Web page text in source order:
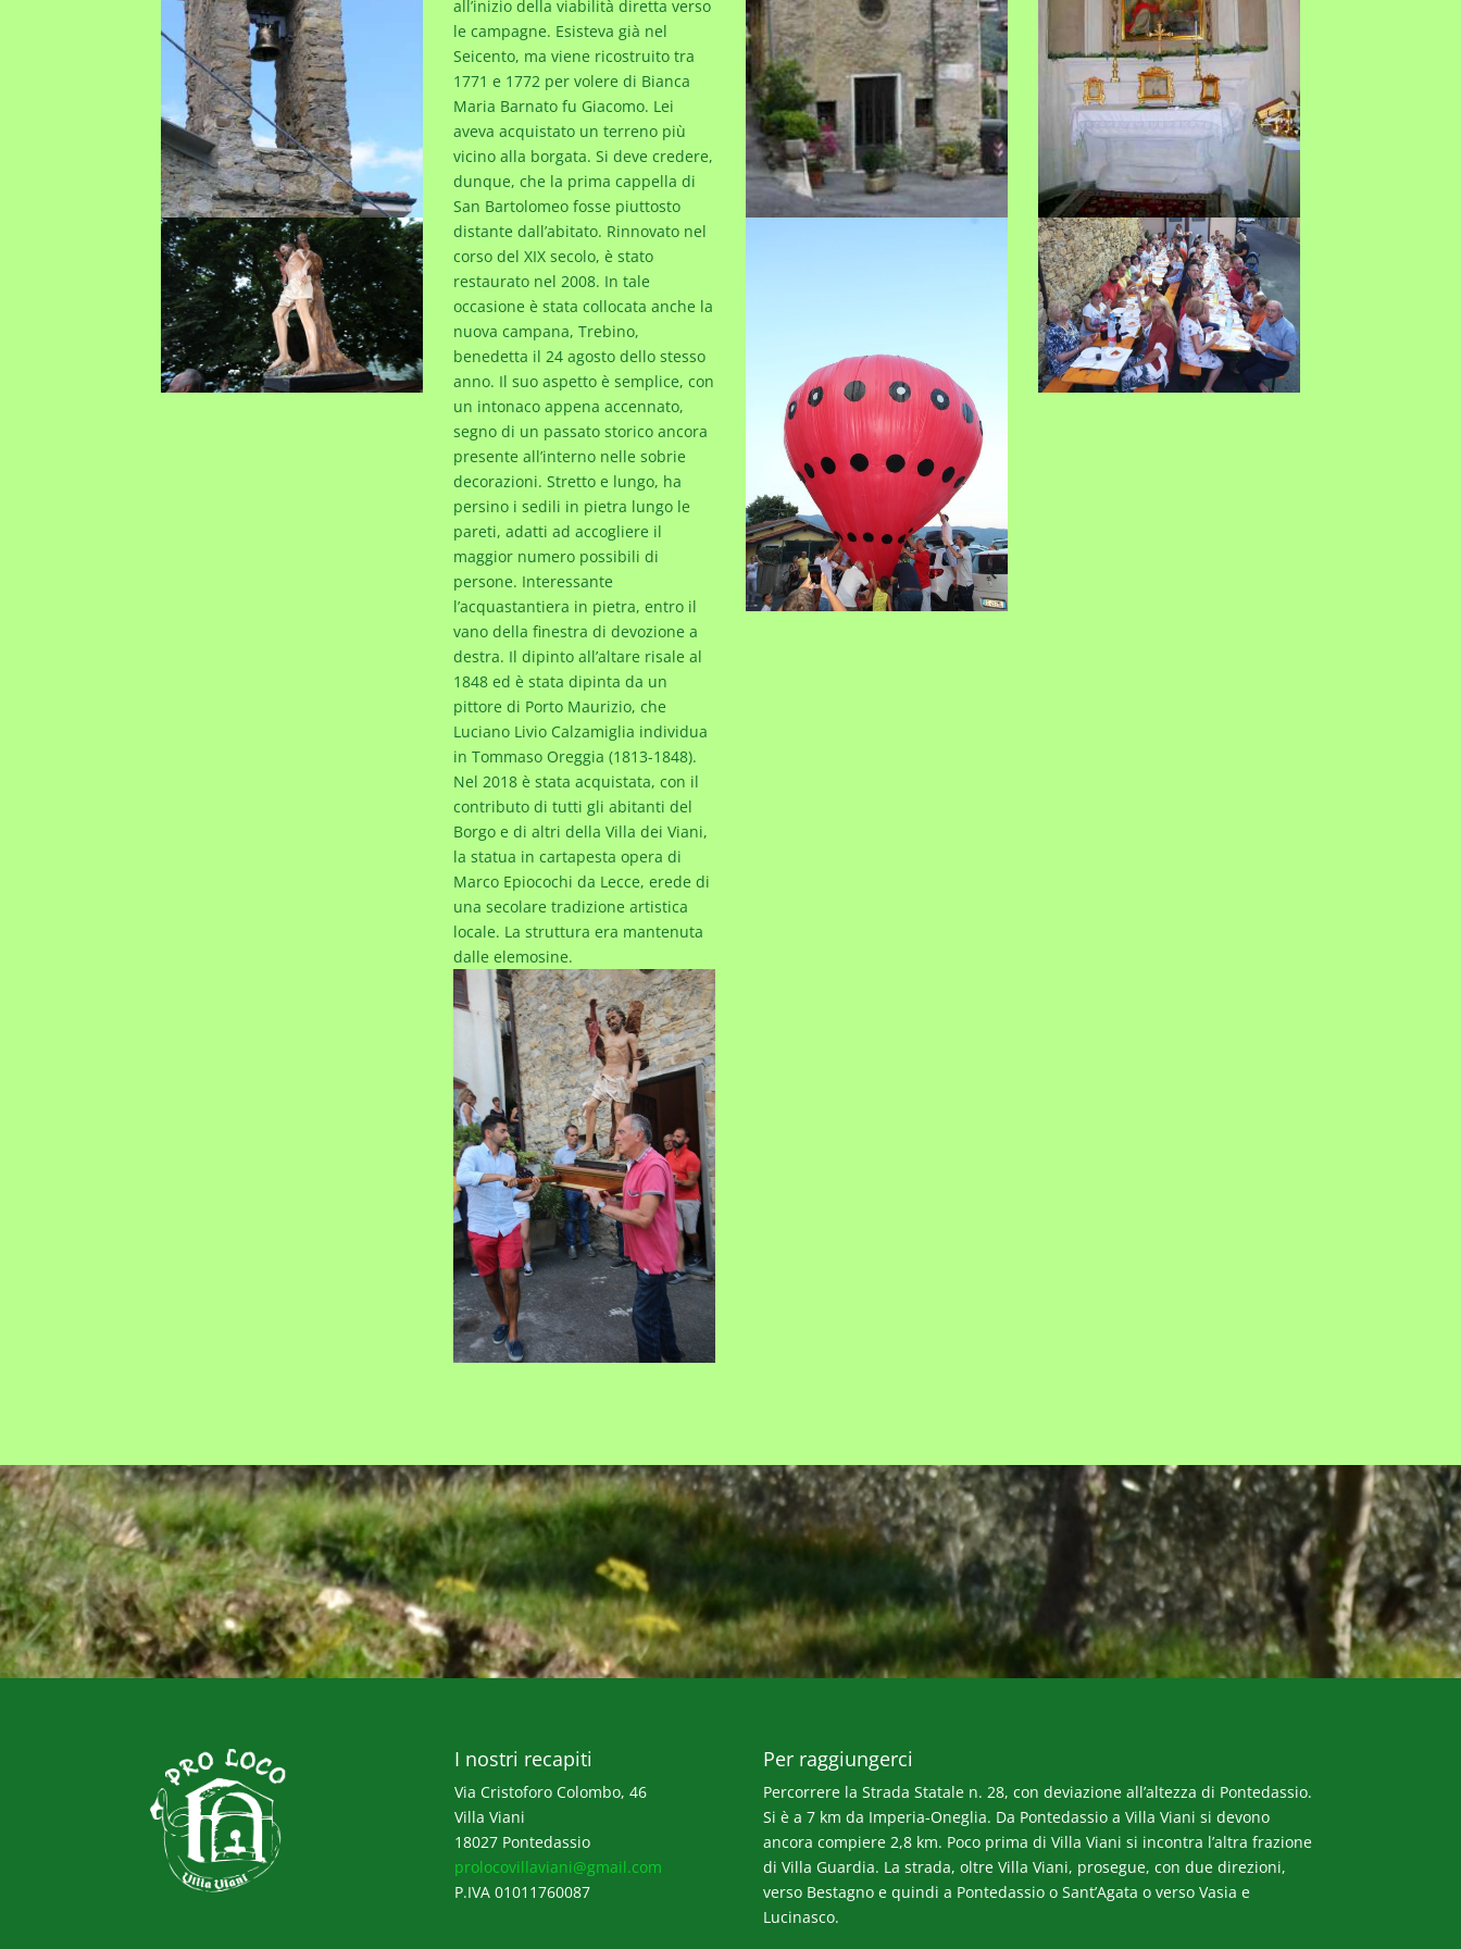
all’inizio della viabilità diretta verso
le campagne. Esisteva già nel
Seicento, ma viene ricostruito tra
1771 e 1772 per volere di Bianca
Maria Barnato fu Giacomo. Lei
aveva acquistato un terreno più
vicino alla borgata. Si deve credere,
dunque, che la prima cappella di
San Bartolomeo fosse piuttosto
distante dall’abitato. Rinnovato nel
corso del XIX secolo, è stato
restaurato nel 2008. In tale
occasione è stata collocata anche la
nuova campana, Trebino,
benedetta il 24 agosto dello stesso
anno. Il suo aspetto è semplice, con
un intonaco appena accennato,
segno di un passato storico ancora
presente all’interno nelle sobrie
decorazioni. Stretto e lungo, ha
persino i sedili in pietra lungo le
pareti, adatti ad accogliere il
maggior numero possibili di
persone. Interessante
l’acquastantiera in pietra, entro il
vano della finestra di devozione a
destra. Il dipinto all’altare risale al
1848 ed è stata dipinta da un
pittore di Porto Maurizio, che
Luciano Livio Calzamiglia individua
in Tommaso Oreggia (1813-1848).
Nel 2018 è stata acquistata, con il
contributo di tutti gli abitanti del
Borgo e di altri della Villa dei Viani,
la statua in cartapesta opera di
Marco Epiocochi da Lecce, erede di
una secolare tradizione artistica
locale. La struttura era mantenuta
dalle elemosine.
I nostri recapiti
Via Cristoforo Colombo, 46
Villa Viani
18027 Pontedassio
prolocovillaviani@gmail.com
P.IVA 01011760087
Per raggiungerci
Percorrere la Strada Statale n. 28, con deviazione all’altezza di Pontedassio.
Si è a 7 km da Imperia-Oneglia. Da Pontedassio a Villa Viani si devono
ancora compiere 2,8 km. Poco prima di Villa Viani si incontra l’altra frazione
di Villa Guardia. La strada, oltre Villa Viani, prosegue, con due direzioni,
verso Bestagno e quindi a Pontedassio o Sant’Agata o verso Vasia e
Lucinasco.